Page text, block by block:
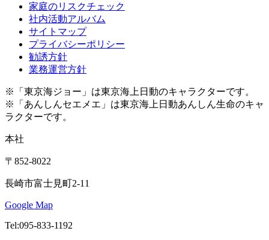
家庭のリスクチェック
社内活動アルバム
サイトマップ
プライバシーポリシー
勧誘方針
業務運営方針
※「東京海ジョー」は東京海上日動のキャラクターです。
※「あんしんセエメエ」は東京海上日動あんしん生命のキャ
ラクターです。
本社
〒852-8022
長崎市富士見町2-11
Google Map
Tel:095-833-1192